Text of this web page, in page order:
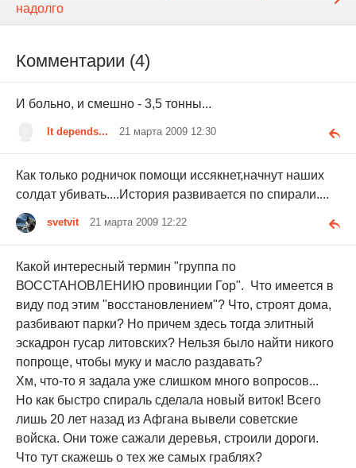
надолго
Комментарии (4)
И больно, и смешно - 3,5 тонны...
It depends... 21 марта 2009 12:30
Как только родничок помощи иссякнет,начнут наших
солдат убивать....История развивается по спирали....
svetvit 21 марта 2009 12:22
Какой интересный термин "группа по
ВОССТАНОВЛЕНИЮ провинции Гор". Что имеется в
виду под этим "восстановлением"? Что, строят дома,
разбивают парки? Но причем здесь тогда элитный
эскадрон гусар литовских? Нельзя было найти никого
попроще, чтобы муку и масло раздавать?
Хм, что-то я задала уже слишком много вопросов...
Но как быстро спираль сделала новый виток! Всего
лишь 20 лет назад из Афгана вывели советские
войска. Они тоже сажали деревья, строили дороги.
Что тут скажешь о тех же самых граблях?